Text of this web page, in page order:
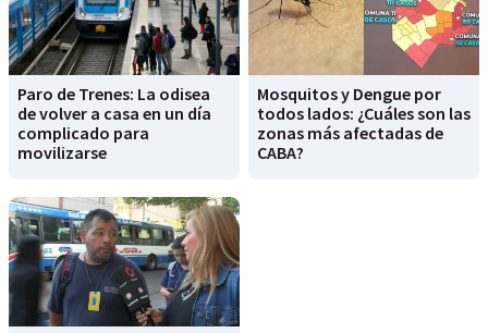
Paro de Trenes: La odisea
de volver a casa en un día
complicado para
movilizarse
Mosquitos y Dengue por
todos lados: ¿Cuáles son las
zonas más afectadas de
CABA?